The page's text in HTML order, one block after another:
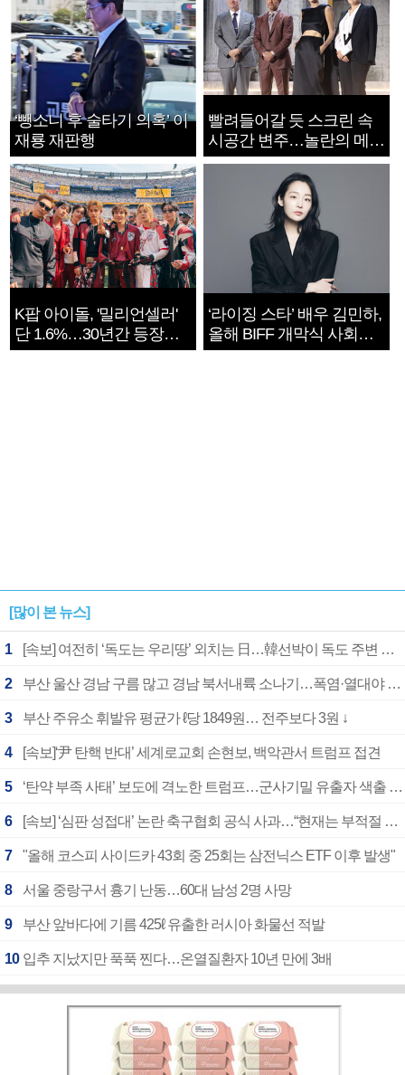
‘뺑소니 후 술타기 의혹’ 이
재룡 재판행
빨려들어갈 듯 스크린 속
시공간 변주…놀란의 메시
지는 ‘전쟁 속죄’
K팝 아이돌, '밀리언셀러'
단 1.6%…30년간 등장
1182개팀 전수조사
‘라이징 스타’ 배우 김민하,
올해 BIFF 개막식 사회자
확정
[많이 본 뉴스]
1 [속보] 여전히 ‘독도는 우리땅’ 외치는 日…韓선박이 독도 주변 해양조사 활동하자 반발
2 부산 울산 경남 구름 많고 경남 북서내륙 소나기…폭염·열대야 계속
3 부산 주유소 휘발유 평균가 ℓ당 1849원… 전주보다 3원 ↓
4 [속보]‘尹 탄핵 반대’ 세계로교회 손현보, 백악관서 트럼프 접견
5 ‘탄약 부족 사태’ 보도에 격노한 트럼프…군사기밀 유출자 색출 지시
6 [속보] ‘심판 성접대’ 논란 축구협회 공식 사과…“현재는 부적절 행위 없어”
7 "올해 코스피 사이드카 43회 중 25회는 삼전닉스 ETF 이후 발생"
8 서울 중랑구서 흉기 난동…60대 남성 2명 사망
9 부산 앞바다에 기름 425ℓ 유출한 러시아 화물선 적발
10 입추 지났지만 푹푹 찐다…온열질환자 10년 만에 3배